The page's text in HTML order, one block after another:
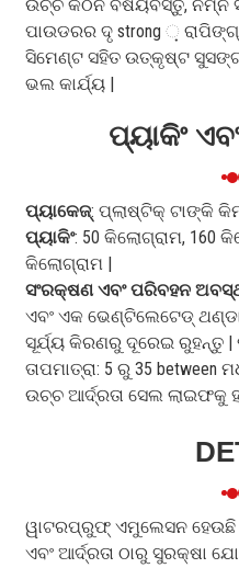
ଉଚ୍ଚ କଠିନ ବିଷୟବସ୍ତୁ, ନିମ୍ନ
ପାଉଡରର ଦୃ strong
ସିମେଣ୍ଟ ସହିତ ଉତ୍କୃଷ୍ଟ
ଭଲ କାର୍ଯ୍ୟ |
ପ୍ୟାକିଂ
ପ୍ୟାକେଜ୍: ପ୍ଲାଷ୍ଟିକ୍ ଟାଙ୍କି
ପ୍ୟାକିଂ: 50 କିଲୋଗ୍ରାମ, 160
କିଲୋଗ୍ରାମ |
ସଂରକ୍ଷଣ ଏବଂ ପରିବହନ
ଏବଂ ଏକ ଭେଣ୍ଟିଲେଟେଡ୍
ସୂର୍ଯ୍ୟ କିରଣରୁ ଦୂରେଇ ରୁହନ୍ତୁ |
ତାପମାତ୍ରା: 5 ରୁ 35
ଉଚ୍ଚ ଆର୍ଦ୍ରତା ସେଲ ଲାଇଫକୁ
ୱାଟରପ୍ରୁଫ୍ ଏମୁଲେସନ ହେଉଛି
ଏବଂ ଆର୍ଦ୍ରତା ଠାରୁ ସୁରକ୍ଷା